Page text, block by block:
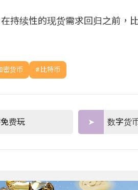
持续性的现货需求回归之前，
密货币 比特币
费玩 数字货